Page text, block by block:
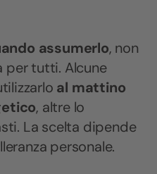
assumerlo, non
per tutti. Alcune
al mattino
, altre lo
La scelta dipende
personale.